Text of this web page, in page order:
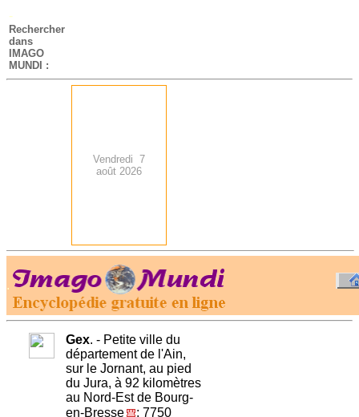
-
Rechercher
dans
IMAGO
MUNDI :
Vendredi 7
août 2026
.
Gex. - Petite ville du
département de l'Ain,
sur le Jornant, au pied
du Jura, à 92 kilomètres
au Nord-Est de Bourg-
en-Bresse
; 7750